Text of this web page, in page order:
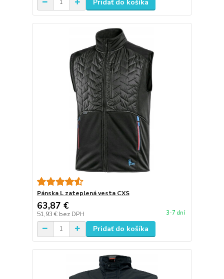
Pridať do košíka
Pánska L zateplená vesta CXS
63,87 €
51,93 € bez DPH 3-7 dní
Pridať do košíka